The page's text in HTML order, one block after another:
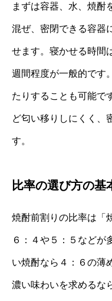
まずは容器、水、焼酎
混ぜ、密閉できる容器
せます。寝かせる時間
週間程度が一般的です
たりすることも可能で
ど匂い移りしにくく、
す。
比率の選び方の基
焼酎前割りの比率は「
６：４や５：５などが
い焼酎なら４：６の薄
濃い味わいを求めるな